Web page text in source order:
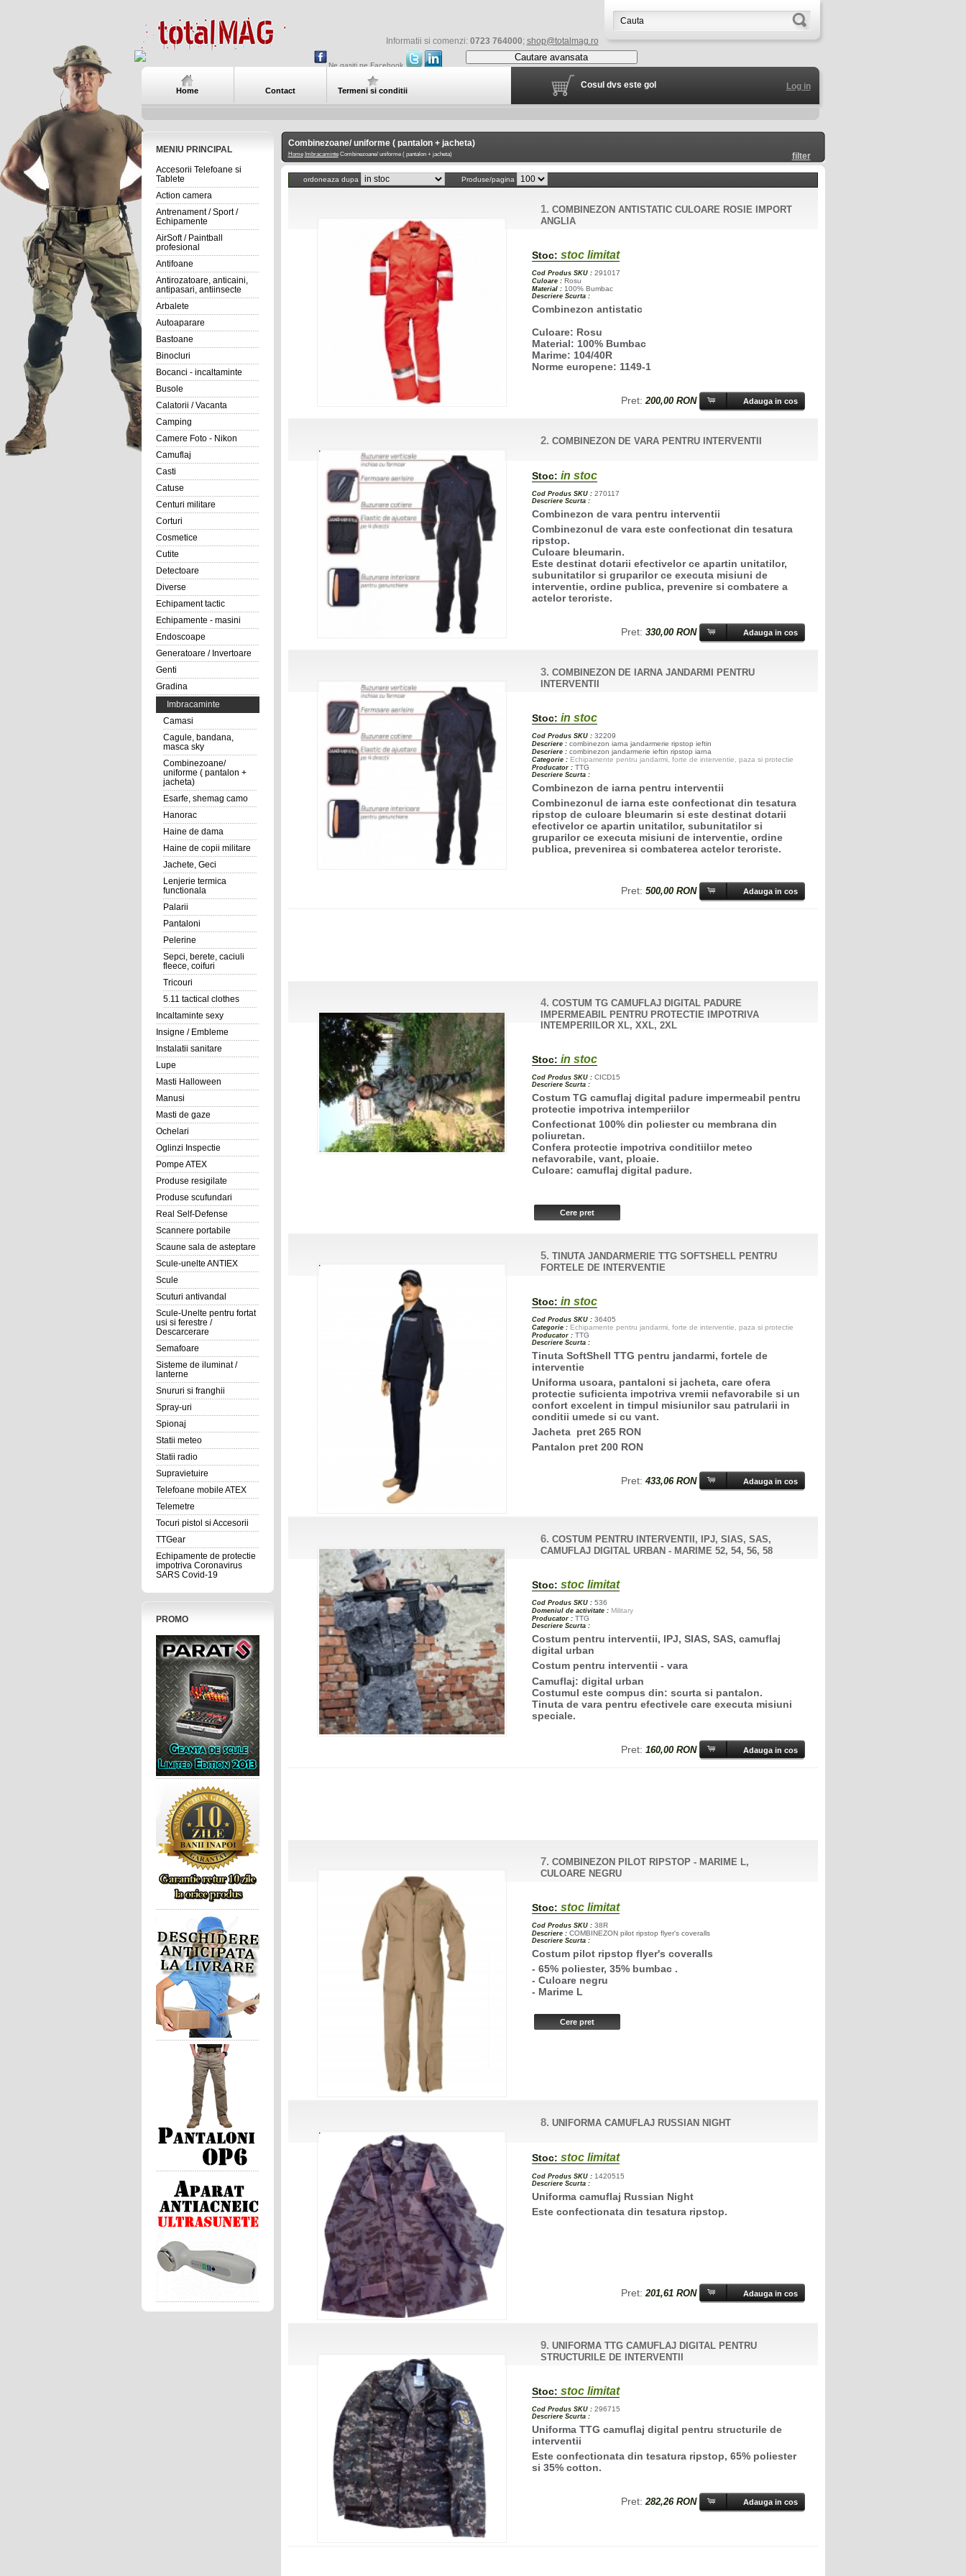
Informatii si comenzi: 0723 764000; shop@totalmag.ro
Ne gasiti pe Facebook
Cautare avansata
Home Contact Termeni si conditii Log in
Cosul dvs este gol
MENIU PRINCIPAL
Accesorii Telefoane si
Tablete
Action camera
Antrenament / Sport /
Echipamente
AirSoft / Paintball
profesional
Antifoane
Antirozatoare, anticaini,
antipasari, antiinsecte
Arbalete
Autoaparare
Bastoane
Binocluri
Bocanci - incaltaminte
Busole
Calatorii / Vacanta
Camping
Camere Foto - Nikon
Camuflaj
Casti
Catuse
Centuri militare
Corturi
Cosmetice
Cutite
Detectoare
Diverse
Echipament tactic
Echipamente - masini
Endoscoape
Generatoare / Invertoare
Genti
Gradina
Imbracaminte
Camasi
Cagule, bandana,
masca sky
Combinezoane/
uniforme ( pantalon +
jacheta)
Esarfe, shemag camo
Hanorac
Haine de dama
Haine de copii militare
Jachete, Geci
Lenjerie termica
functionala
Palarii
Pantaloni
Pelerine
Sepci, berete, caciuli
fleece, coifuri
Tricouri
5.11 tactical clothes
Incaltaminte sexy
Insigne / Embleme
Instalatii sanitare
Lupe
Masti Halloween
Manusi
Masti de gaze
Ochelari
Oglinzi Inspectie
Pompe ATEX
Produse resigilate
Produse scufundari
Real Self-Defense
Scannere portabile
Scaune sala de asteptare
Scule-unelte ANTIEX
Scule
Scuturi antivandal
Scule-Unelte pentru fortat
usi si ferestre /
Descarcerare
Semafoare
Sisteme de iluminat /
lanterne
Snururi si franghii
Spray-uri
Spionaj
Statii meteo
Statii radio
Supravietuire
Telefoane mobile ATEX
Telemetre
Tocuri pistol si Accesorii
TTGear
Echipamente de protectie
impotriva Coronavirus
SARS Covid-19
PROMO
Combinezoane/ uniforme ( pantalon + jacheta)
filter
Home ImbracaminteCombinezoane/ uniforme ( pantalon + jacheta)
ordoneaza dupa Produse/pagina
1.COMBINEZON ANTISTATIC CULOARE ROSIE IMPORT
ANGLIA
Stoc: stoc limitat
Cod Produs SKU : 291017
Culoare : Rosu
Material : 100% Bumbac
Descriere Scurta :
Combinezon antistatic
Culoare: Rosu
Material: 100% Bumbac
Marime: 104/40R
Norme europene: 1149-1
Pret:200,00 RON
2.COMBINEZON DE VARA PENTRU INTERVENTII
Stoc: in stoc
Cod Produs SKU : 270117
Descriere Scurta :
Combinezon de vara pentru interventii
Combinezonul de vara este confectionat din tesatura
ripstop.
Culoare bleumarin.
Este destinat dotarii efectivelor ce apartin unitatilor,
subunitatilor si gruparilor ce executa misiuni de
interventie, ordine publica, prevenire si combatere a
actelor teroriste.
Pret:330,00 RON
3.COMBINEZON DE IARNA JANDARMI PENTRU
INTERVENTII
Stoc: in stoc
Cod Produs SKU : 32209
Descriere : combinezon iarna jandarmerie ripstop ieftin
Descriere : combinezon jandarmerie ieftin ripstop iarna
Categorie : Echipamente pentru jandarmi, forte de interventie, paza si protectie
Producator : TTG
Descriere Scurta :
Combinezon de iarna pentru interventii
Combinezonul de iarna este confectionat din tesatura
ripstop de culoare bleumarin si este destinat dotarii
efectivelor ce apartin unitatilor, subunitatilor si
gruparilor ce executa misiuni de interventie, ordine
publica, prevenirea si combaterea actelor teroriste.
Pret:500,00 RON
4.COSTUM TG CAMUFLAJ DIGITAL PADURE
IMPERMEABIL PENTRU PROTECTIE IMPOTRIVA
INTEMPERIILOR XL, XXL, 2XL
Stoc: in stoc
Cod Produs SKU : CICD15
Descriere Scurta :
Costum TG camuflaj digital padure impermeabil pentru
protectie impotriva intemperiilor
Confectionat 100% din poliester cu membrana din
poliuretan.
Confera protectie impotriva conditiilor meteo
nefavorabile, vant, ploaie.
Culoare: camuflaj digital padure.
5.TINUTA JANDARMERIE TTG SOFTSHELL PENTRU
FORTELE DE INTERVENTIE
Stoc: in stoc
Cod Produs SKU : 36405
Categorie : Echipamente pentru jandarmi, forte de interventie, paza si protectie
Producator : TTG
Descriere Scurta :
Tinuta SoftShell TTG pentru jandarmi, fortele de
interventie
Uniforma usoara, pantaloni si jacheta, care ofera
protectie suficienta impotriva vremii nefavorabile si un
confort excelent in timpul misiunilor sau patrularii in
conditii umede si cu vant.
Jacheta pret 265 RON
Pantalon pret 200 RON
Pret:433,06 RON
6.COSTUM PENTRU INTERVENTII, IPJ, SIAS, SAS,
CAMUFLAJ DIGITAL URBAN - MARIME 52, 54, 56, 58
Stoc: stoc limitat
Cod Produs SKU : 536
Domeniul de activitate : Military
Producator : TTG
Descriere Scurta :
Costum pentru interventii, IPJ, SIAS, SAS, camuflaj
digital urban
Costum pentru interventii - vara
Camuflaj: digital urban
Costumul este compus din: scurta si pantalon.
Tinuta de vara pentru efectivele care executa misiuni
speciale.
Pret:160,00 RON
7.COMBINEZON PILOT RIPSTOP - MARIME L,
CULOARE NEGRU
Stoc: stoc limitat
Cod Produs SKU : 38R
Descriere : COMBINEZON pilot ripstop flyer's coveralls
Descriere Scurta :
Costum pilot ripstop flyer's coveralls
- 65% poliester, 35% bumbac .
- Culoare negru
- Marime L
8.UNIFORMA CAMUFLAJ RUSSIAN NIGHT
Stoc: stoc limitat
Cod Produs SKU : 1420515
Descriere Scurta :
Uniforma camuflaj Russian Night
Este confectionata din tesatura ripstop.
Pret:201,61 RON
9.UNIFORMA TTG CAMUFLAJ DIGITAL PENTRU
STRUCTURILE DE INTERVENTII
Stoc: stoc limitat
Cod Produs SKU : 296715
Descriere Scurta :
Uniforma TTG camuflaj digital pentru structurile de
interventii
Este confectionata din tesatura ripstop, 65% poliester
si 35% cotton.
Pret:282,26 RON